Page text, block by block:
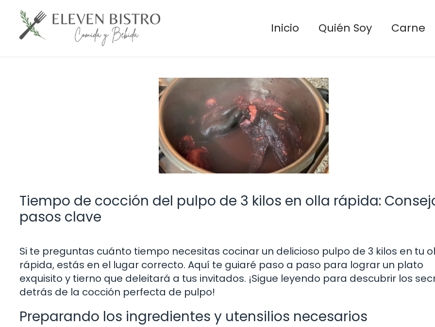
Saltar
contenido
Inicio Quién Soy Carne
Tiempo de cocción del pulpo de 3 kilos en olla rápida:
pasos clave
Si te preguntas cuánto tiempo necesitas cocinar un delicioso pulpo de 3 kilos en tu
rápida, estás en el lugar correcto. Aquí te guiaré paso a paso para lograr un plato
exquisito y tierno que deleitará a tus invitados. ¡Sigue leyendo para descubrir los
detrás de la cocción perfecta de pulpo!
Preparando los ingredientes y utensilios necesarios